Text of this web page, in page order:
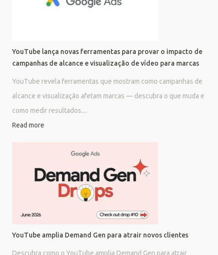
YouTube lança novas ferramentas para provar o impacto de
campanhas de alcance e visualização de vídeo para marcas
YouTube revela ferramentas que mostram como campanhas de
alcance e visualização afetam marcas — descubra o que muda e
como medir resultados....
Read more
YouTube amplia Demand Gen para atrair novos clientes
Descubra como o YouTube amplia Demand Gen para atrair